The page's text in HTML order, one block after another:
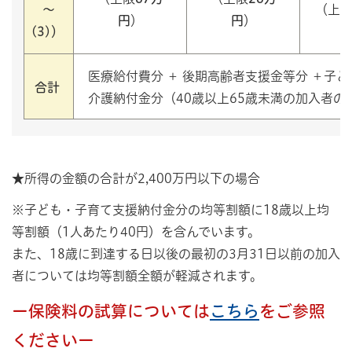
～
(3)）
円）
円）
（上限
合計
医療給付費分 ＋ 後期高齢者支援金等分 ＋子
介護納付金分（40歳以上65歳未満の加入者の
★所得の金額の合計が2,400万円以下の場合
※子ども・子育て支援納付金分の均等割額に18歳以上均
等割額（1人あたり40円）を含んでいます。
また、18歳に到達する日以後の最初の3月31日以前の加入
者については均等割額全額が軽減されます。
ー保険料の試算については こちら をご参照
くださいー